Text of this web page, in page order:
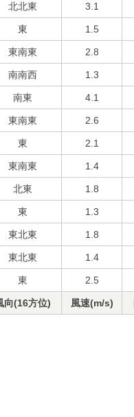
北北東 3.1
東 1.5
東南東 2.8
南南西 1.3
南東 4.1
東南東 2.6
東 2.1
東南東 1.4
北東 1.8
東 1.3
東北東 1.8
東北東 1.4
東 2.5
向(16方位) 風速(m/s)